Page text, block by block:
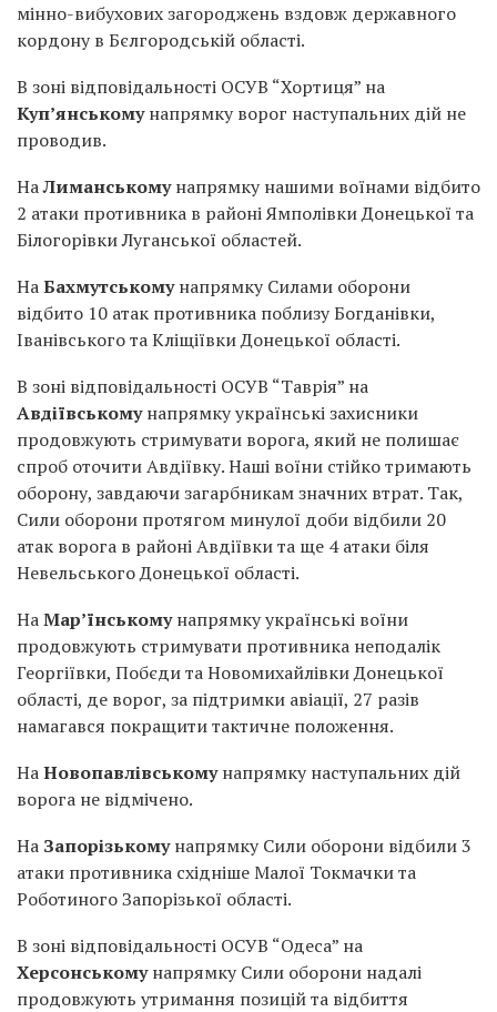
мінно-вибухових загороджень вздовж державного
кордону в Бєлгородській області.
В зоні відповідальності ОСУВ “Хортиця” на
Куп’янськомунапрямку ворог наступальних дій не
проводив.
НаЛиманськомунапрямку нашими воїнами відбито
2 атаки противника в районі Ямполівки Донецької та
Білогорівки Луганської областей.
НаБахмутськомунапрямку Силами оборони
відбито 10 атак противника поблизу Богданівки,
Іванівського та Кліщіївки Донецької області.
В зоні відповідальності ОСУВ “Таврія” на
Авдіївськомунапрямку українські захисники
продовжують стримувати ворога, який не полишає
спроб оточити Авдіївку. Наші воїни стійко тримають
оборону, завдаючи загарбникам значних втрат. Так,
Сили оборони протягом минулої доби відбили 20
атак ворога в районі Авдіївки та ще 4 атаки біля
Невельського Донецької області.
НаМар’їнськомунапрямку українські воїни
продовжують стримувати противника неподалік
Георгіївки, Побєди та Новомихайлівки Донецької
області, де ворог, за підтримки авіації, 27 разів
намагався покращити тактичне положення.
НаНовопавлівськомунапрямку наступальних дій
ворога не відмічено.
На Запорізькомунапрямку Сили оборони відбили 3
атаки противника східніше Малої Токмачки та
Роботиного Запорізької області.
В зоні відповідальності ОСУВ “Одеса” на
Херсонськомунапрямку Сили оборони надалі
продовжують утримання позицій та відбиття